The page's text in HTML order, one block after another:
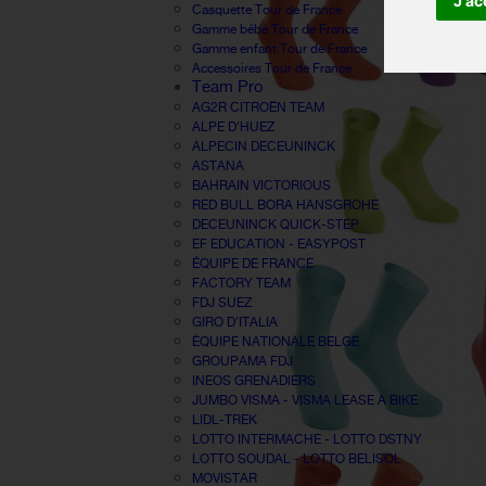
Casquette Tour de France
Gamme bébé Tour de France
Gamme enfant Tour de France
Accessoires Tour de France
Team Pro
AG2R CITROËN TEAM
ALPE D'HUEZ
ALPECIN DECEUNINCK
ASTANA
BAHRAIN VICTORIOUS
RED BULL BORA HANSGROHE
DECEUNINCK QUICK-STEP
EF EDUCATION - EASYPOST
ÉQUIPE DE FRANCE
FACTORY TEAM
FDJ SUEZ
GIRO D'ITALIA
ÉQUIPE NATIONALE BELGE
GROUPAMA FDJ
INEOS GRENADIERS
JUMBO VISMA - VISMA LEASE A BIKE
LIDL-TREK
LOTTO INTERMACHE - LOTTO DSTNY
LOTTO SOUDAL - LOTTO BELISOL
MOVISTAR